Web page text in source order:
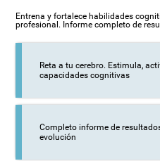
Entrena y fortalece habilidades
profesional. Informe completo de
Reta a tu cerebro. Estimula,
capacidades cognitivas
Completo informe de
evolución